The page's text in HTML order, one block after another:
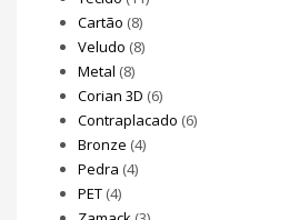
Cartão (8)
Veludo (8)
Metal (8)
Corian 3D (6)
Contraplacado (6)
Bronze (4)
Pedra (4)
PET (4)